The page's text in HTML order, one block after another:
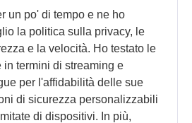
un po' di tempo e ne ho
la politica sulla privacy, le
e la velocità. Ho testato le
termini di streaming e
per l'affidabilità delle sue
di sicurezza personalizzabili
di dispositivi. In più,